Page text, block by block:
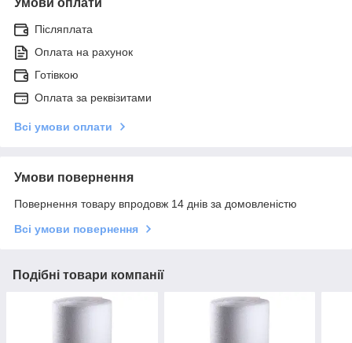
Післяплата
Оплата на рахунок
Готівкою
Оплата за реквізитами
Всі умови оплати
Умови повернення
Повернення товару впродовж 14 днів за домовленістю
Всі умови повернення
Подібні товари компанії